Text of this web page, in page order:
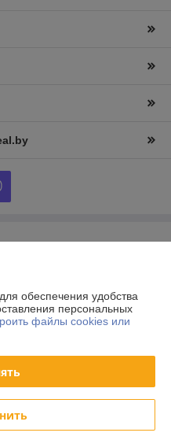
обеспечения удобства
персональных
файлы cookies или